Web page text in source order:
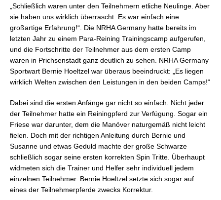
„Schließlich waren unter den Teilnehmern etliche Neulinge. Aber
sie haben uns wirklich überrascht. Es war einfach eine
großartige Erfahrung!“. Die NRHA Germany hatte bereits im
letzten Jahr zu einem Para-Reining Trainingscamp aufgerufen,
und die Fortschritte der Teilnehmer aus dem ersten Camp
waren in Prichsenstadt ganz deutlich zu sehen. NRHA Germany
Sportwart Bernie Hoeltzel war überaus beeindruckt: „Es liegen
wirklich Welten zwischen den Leistungen in den beiden Camps!“
Dabei sind die ersten Anfänge gar nicht so einfach. Nicht jeder
der Teilnehmer hatte ein Reiningpferd zur Verfügung. Sogar ein
Friese war darunter, dem die Manöver naturgemäß nicht leicht
fielen. Doch mit der richtigen Anleitung durch Bernie und
Susanne und etwas Geduld machte der große Schwarze
schließlich sogar seine ersten korrekten Spin Tritte. Überhaupt
widmeten sich die Trainer und Helfer sehr individuell jedem
einzelnen Teilnehmer. Bernie Hoeltzel setzte sich sogar auf
eines der Teilnehmerpferde zwecks Korrektur.